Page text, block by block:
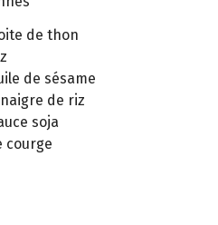
de thon
de sésame
de riz
soja
courge